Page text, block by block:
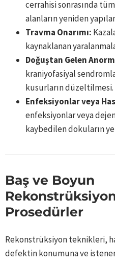
cerrahisi sonrasında
alanların yeniden
Travma Onarımı:
kaynaklanan
Doğuştan Gelen
kraniyofasiyal
kusurların düzeltilmesi.
Enfeksiyonlar veya
enfeksiyonlar veya
kaybedilen dokuların
Baş ve Boyun
Prosedürler
Rekonstrüksiyon teknikleri,
defektin konumuna ve